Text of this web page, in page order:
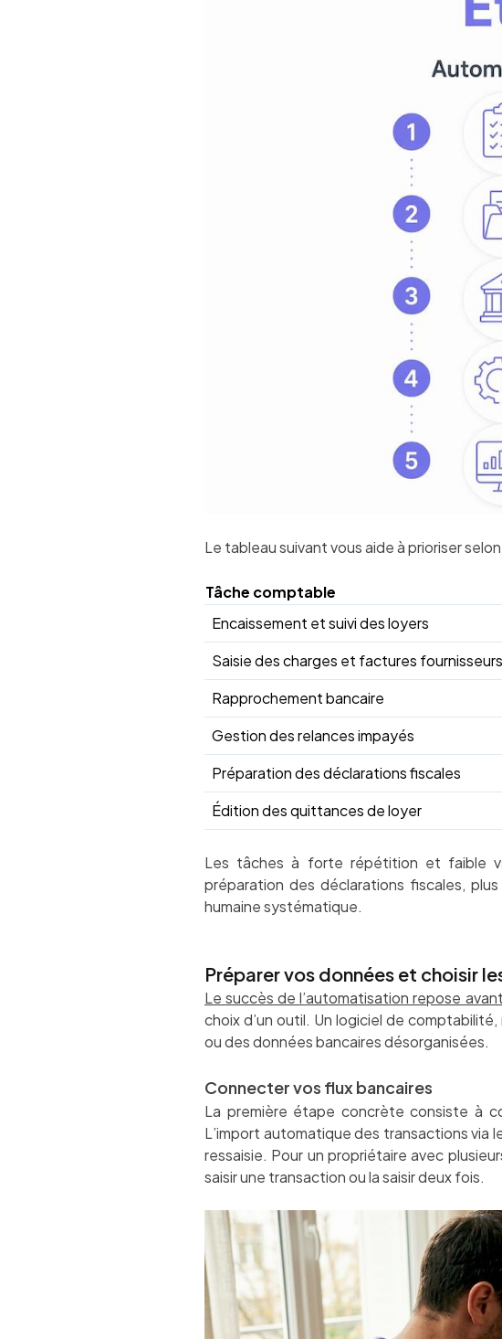
Le tableau suivant vous aide à prioriser
Tâche comptable
Encaissement et suivi des loyers
Saisie des charges et factures fournisseurs
Rapprochement bancaire
Gestion des relances impayés
Préparation des déclarations fiscales
Édition des quittances de loyer
Les tâches à forte répétition et faible
préparation des déclarations fiscales,
humaine systématique.
Préparer vos données et choisir
Le succès de l’automatisation repose
choix d’un outil. Un logiciel de
ou des données bancaires désorganisées.
Connecter vos flux bancaires
La première étape concrète consiste à
L’import automatique des transactions via
ressaisie. Pour un propriétaire avec
saisir une transaction ou la saisir deux fois.